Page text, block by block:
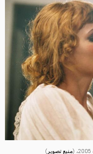
منبع تصویر)